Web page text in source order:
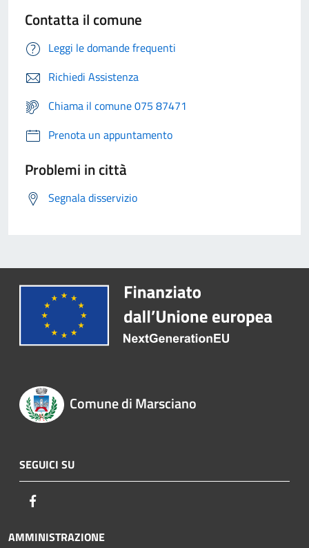
Contatta il comune
Leggi le domande frequenti
Richiedi Assistenza
Chiama il comune 075 87471
Prenota un appuntamento
Problemi in città
Segnala disservizio
Comune di Marsciano
SEGUICI SU
AMMINISTRAZIONE